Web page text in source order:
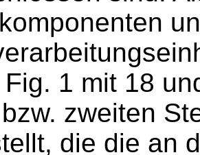
1 mit 18
zweiten
die die an